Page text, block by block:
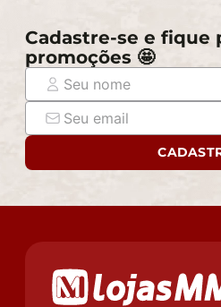
Cadastre-se e fique
promoções 🤩